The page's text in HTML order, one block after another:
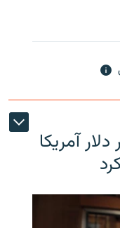
آمریکا